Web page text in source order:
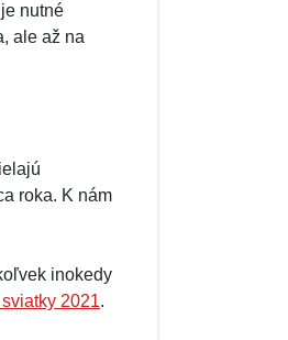
nutné
ale až na
roka. K nám
inokedy
2021.